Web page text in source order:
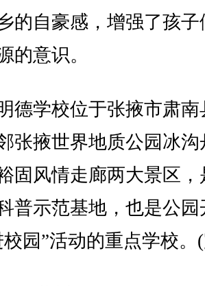
的自豪感，增强了孩子
的意识。
学校位于张掖市肃南
张掖世界地质公园冰沟
固风情走廊两大景区，
普示范基地，也是公园
校园”活动的重点学校。